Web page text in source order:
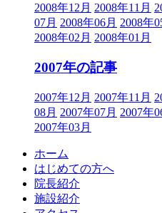
2008年12月 2008年11月
07月 2008年06月 2008年
2008年02月 2008年01月
2007年の記事
2007年12月 2007年11月
08月 2007年07月 2007年
2007年03月
ホーム
はじめての方へ
院長紹介
施設紹介